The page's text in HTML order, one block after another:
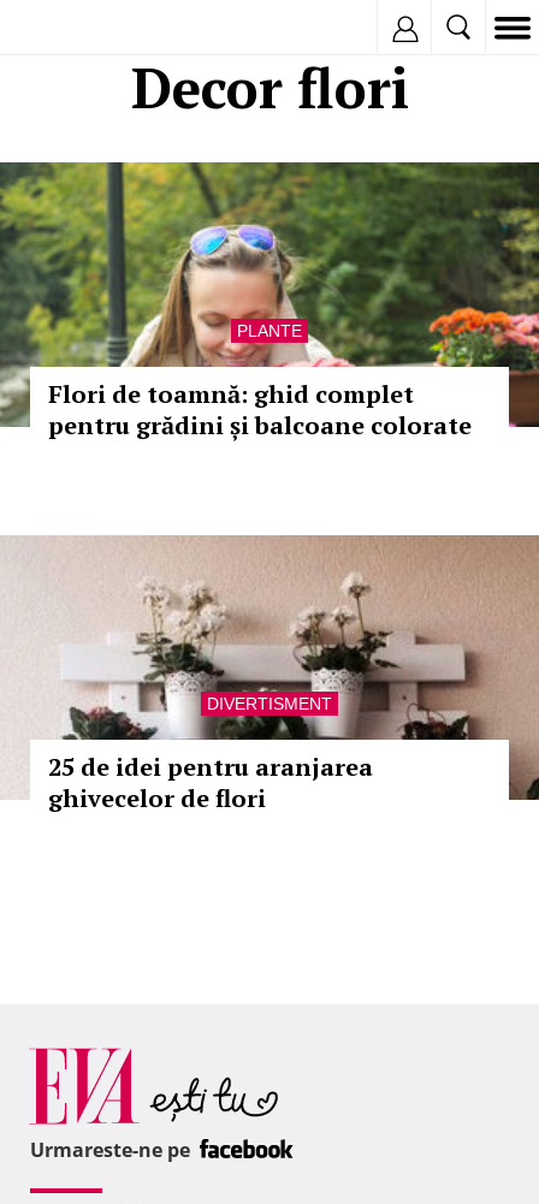
Decor flori
PLANTE
Flori de toamnă: ghid complet
pentru grădini și balcoane colorate
DIVERTISMENT
25 de idei pentru aranjarea
ghivecelor de flori
Urmareste-ne pe